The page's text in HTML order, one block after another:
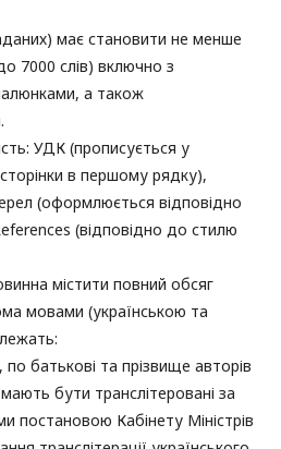
має становити не менше
7000 слів) включно з
а також
УДК (прописується у
в першому рядку),
(оформлюється відповідно
(відповідно до стилю
містити повний обсяг
мовами (українською та
по батькові та прізвище авторів
бути транслітеровані за
постановою Кабінету Міністрів